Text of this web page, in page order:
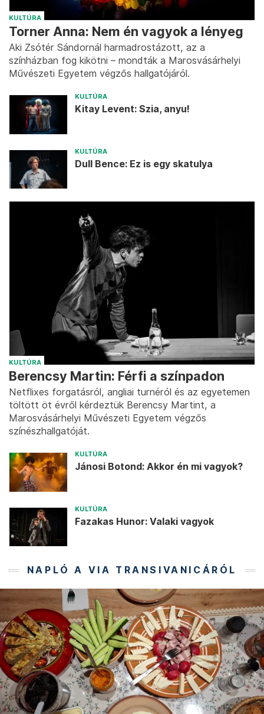
KULTÚRA
Torner Anna: Nem én vagyok a lényeg
Aki Zsótér Sándornál harmadrostázott, az a
színházban fog kikötni – mondták a Marosvásárhelyi
Művészeti Egyetem végzős hallgatójáról.
KULTÚRA
Kitay Levent: Szia, anyu!
KULTÚRA
Dull Bence: Ez is egy skatulya
KULTÚRA
Berencsy Martin: Férfi a színpadon
Netflixes forgatásról, angliai turnéról és az egyetemen
töltött öt évről kérdeztük Berencsy Martint, a
Marosvásárhelyi Művészeti Egyetem végzős
színészhallgatóját.
KULTÚRA
Jánosi Botond: Akkor én mi vagyok?
KULTÚRA
Fazakas Hunor: Valaki vagyok
NAPLÓ A VIA TRANSIVANICÁRÓL